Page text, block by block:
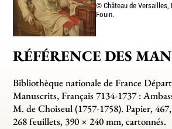
© Château de
Fouin.
RÉFÉRENCE DES
Bibliothèque nationale de France
Manuscrits, Français 7134-1737 :
M. de Choiseul (1757-1758). Papier,
268 feuillets, 390 × 240 mm, cartonnés.